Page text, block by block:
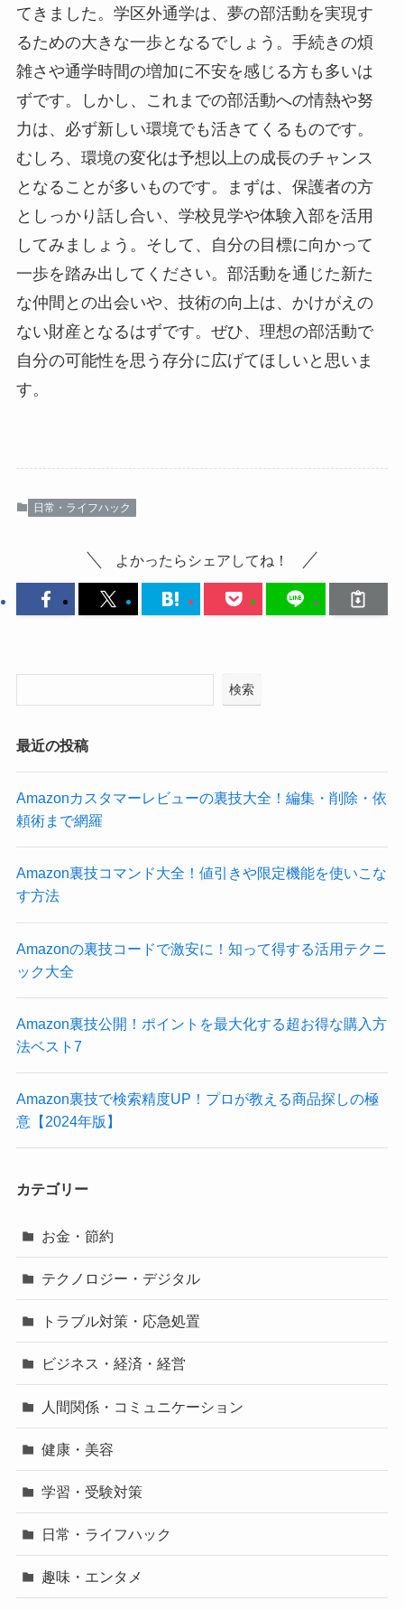
てきました。学区外通学は、夢の部活動を実現す
るための大きな一歩となるでしょう。手続きの煩
雑さや通学時間の増加に不安を感じる方も多いは
ずです。しかし、これまでの部活動への情熱や努
力は、必ず新しい環境でも活きてくるものです。
むしろ、環境の変化は予想以上の成長のチャンス
となることが多いものです。まずは、保護者の方
としっかり話し合い、学校見学や体験入部を活用
してみましょう。そして、自分の目標に向かって
一歩を踏み出してください。部活動を通じた新た
な仲間との出会いや、技術の向上は、かけがえの
ない財産となるはずです。ぜひ、理想の部活動で
自分の可能性を思う存分に広げてほしいと思いま
す。
日常・ライフハック
よかったらシェアしてね！
検索
最近の投稿
Amazonカスタマーレビューの裏技大全！編集・削除・依
頼術まで網羅
Amazon裏技コマンド大全！値引きや限定機能を使いこな
す方法
Amazonの裏技コードで激安に！知って得する活用テクニ
ック大全
Amazon裏技公開！ポイントを最大化する超お得な購入方
法ベスト7
Amazon裏技で検索精度UP！プロが教える商品探しの極
意【2024年版】
カテゴリー
お金・節約
テクノロジー・デジタル
トラブル対策・応急処置
ビジネス・経済・経営
人間関係・コミュニケーション
健康・美容
学習・受験対策
日常・ライフハック
趣味・エンタメ